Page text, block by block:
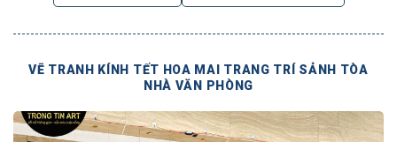
VẼ TRANH KÍNH TẾT HOA MAI TRANG TRÍ SẢNH TÒA
NHÀ VĂN PHÒNG